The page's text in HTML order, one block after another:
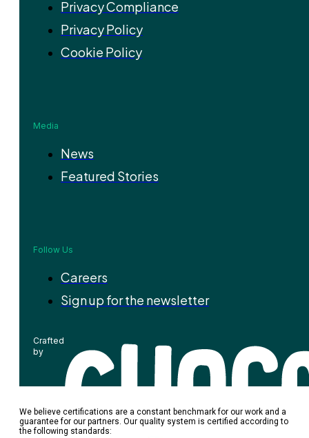
Privacy Compliance
Privacy Policy
Cookie Policy
Media
News
Featured Stories
Follow Us
Careers
Sign up for the newsletter
Crafted
by
We believe certifications are a constant benchmark for our work and a
guarantee for our partners. Our quality system is certified according to
the following standards: